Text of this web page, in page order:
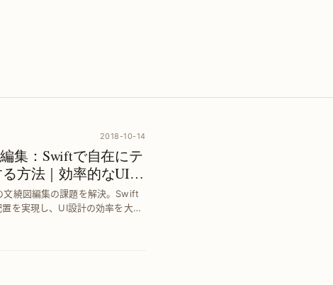
2018-10-14
集：Swiftで自在にテ
方法｜効率的なUI設
繞図編集の課題を解決。Swift
を実現し、UI設計の効率を大幅